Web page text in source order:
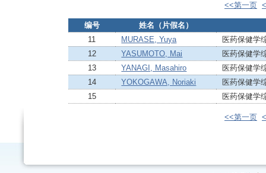
<<第一页
编号
姓名（片假名）
11
MURASE, Yuya
医药保健学
12
YASUMOTO, Mai
医药保健学
13
YANAGI, Masahiro
医药保健学
14
YOKOGAWA, Noriaki
医药保健学
15
医药保健学
<<第一页